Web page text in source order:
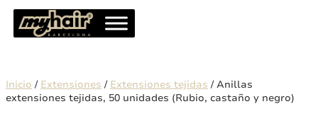
Inicio / Extensiones / Extensiones tejidas / Anillas
extensiones tejidas, 50 unidades (Rubio, castaño y negro)